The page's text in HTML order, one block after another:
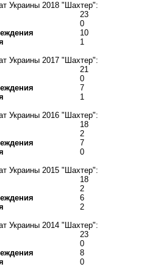
Украины 2018 "Шахтер":
23
0
10
1
Украины 2017 "Шахтер":
21
0
7
1
Украины 2016 "Шахтер":
18
2
7
0
Украины 2015 "Шахтер":
18
2
6
2
Украины 2014 "Шахтер":
23
0
8
0